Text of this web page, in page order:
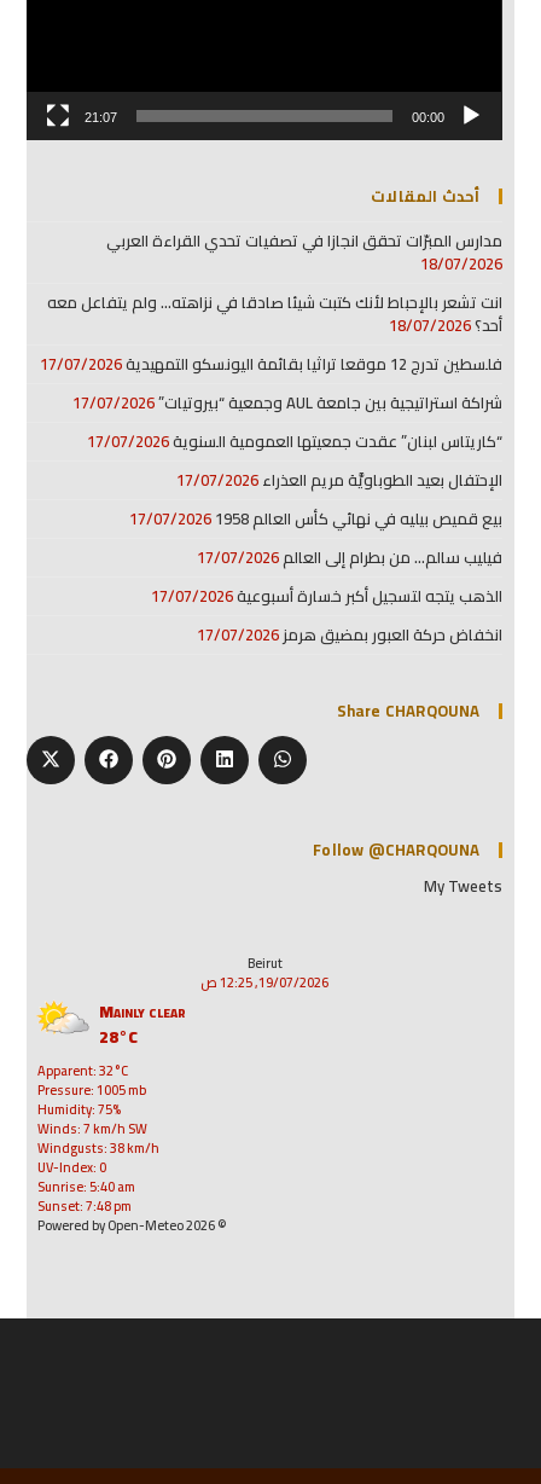
00:00
21:07
أحدث المقالات
مدارس المبرّات تحقق انجازا في تصفيات تحدي القراءة العربي
18/07/2026
انت تشعر بالإحباط لأنك كتبت شيئا صادقا في نزاهته… ولم يتفاعل معه
أحد؟18/07/2026
فلسطين تدرج 12 موقعا تراثيا بقائمة اليونسكو التمهيدية
17/07/2026
شراكة استراتيجية بين جامعة AUL وجمعية “بيروتيات”
17/07/2026
“كاريتاس لبنان” عقدت جمعيتها العمومية السنوية17/07/2026
الإحتفال بعيد الطوباويَّة مريم العذراء17/07/2026
بيع قميص بيليه في نهائي كأس العالم 1958
17/07/2026
فيليب سالم… من بطرام إلى العالم17/07/2026
الذهب يتجه لتسجيل أكبر خسارة أسبوعية17/07/2026
انخفاض حركة العبور بمضيق هرمز17/07/2026
Share CHARQOUNA
Follow @CHARQOUNA
My Tweets
Beirut
19/07/2026, 12:25 ص
Mainly clear
28°C
Apparent: 32°C
Pressure: 1005 mb
Humidity: 75%
Winds: 7 km/h SW
Windgusts: 38 km/h
UV-Index: 0
Sunrise: 5:40 am
Sunset: 7:48 pm
© 2026 Powered by Open-Meteo